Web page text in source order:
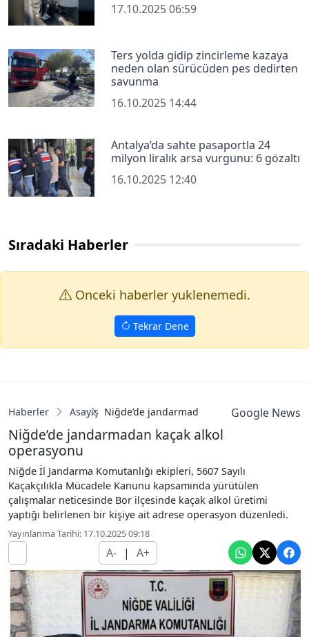
17.10.2025 06:59
Ters yolda gidip zincirleme kazaya
neden olan sürücüden pes dedirten
savunma
16.10.2025 14:44
Antalya’da sahte pasaportla 24
milyon liralık arsa vurgunu: 6 gözaltı
16.10.2025 12:40
Sıradaki Haberler
Onceki haberler yuklenemedi.
Tekrar Dene
Haberler Asayiş Niğde’de jandarmadan kaçak alkolGoogle News
Niğde’de jandarmadan kaçak alkol
operasyonu
Niğde İl Jandarma Komutanlığı ekipleri, 5607 Sayılı
Kaçakçılıkla Mücadele Kanunu kapsamında yürütülen
çalışmalar neticesinde Bor ilçesinde kaçak alkol üretimi
yaptığı belirlenen bir kişiye ait adrese operasyon düzenledi.
Yayınlanma Tarihi: 17.10.2025 09:18
A- | A+